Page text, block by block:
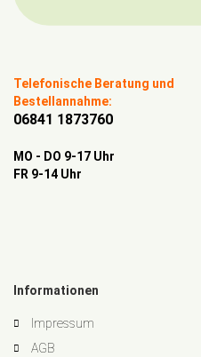
Telefonische Beratung und
Bestellannahme:
06841 1873760
MO - DO 9-17 Uhr
FR 9-14 Uhr
Informationen
Impressum
AGB